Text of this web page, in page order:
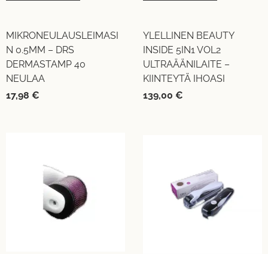
MIKRONEULAUSLEIMASI
N 0.5MM – DRS
DERMASTAMP 40
NEULAA
17,98 €
YLELLINEN BEAUTY
INSIDE 5IN1 VOL2
ULTRAÄÄNILAITE –
KIINTEYTÄ IHOASI
139,00 €